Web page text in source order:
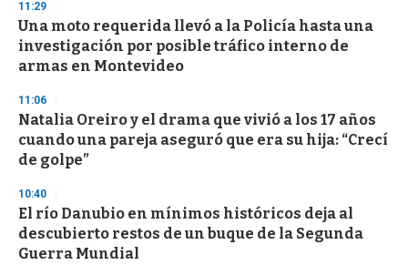
11:29
Una moto requerida llevó a la Policía hasta una
investigación por posible tráfico interno de
armas en Montevideo
11:06
Natalia Oreiro y el drama que vivió a los 17 años
cuando una pareja aseguró que era su hija: “Crecí
de golpe”
10:40
El río Danubio en mínimos históricos deja al
descubierto restos de un buque de la Segunda
Guerra Mundial